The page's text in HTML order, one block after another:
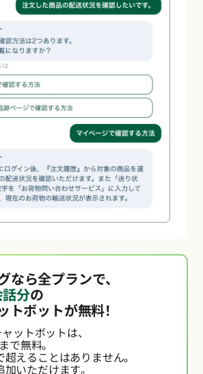
なら全プランで、
話分の
トボットが無料！
ットボットは、
で無料。
えることはありません。
いただけます。